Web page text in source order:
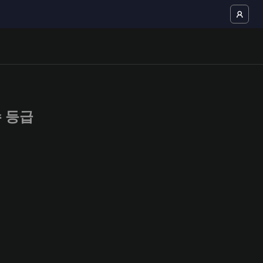
등급